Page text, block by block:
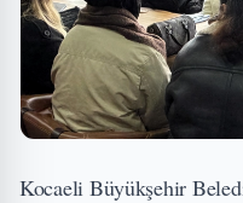
Kocaeli Büyükşehir